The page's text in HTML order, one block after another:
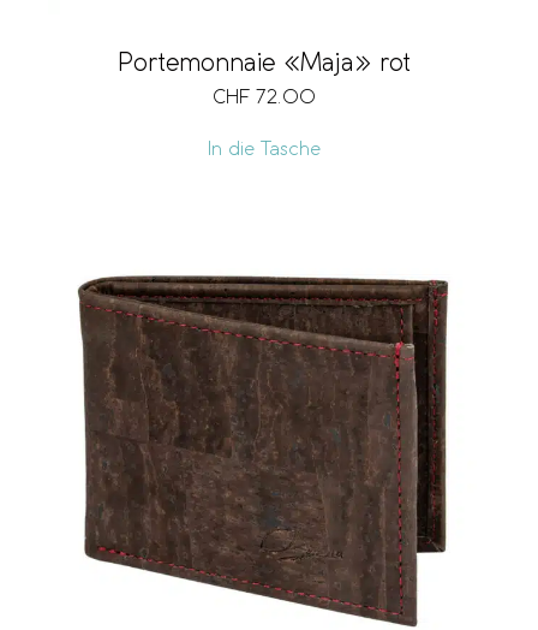
Portemonnaie «Maja» rot
CHF 72.00
In die Tasche